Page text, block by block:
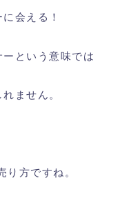
会える！
という意味では
ません。
方ですね。